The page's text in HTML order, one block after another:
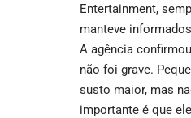
Entertainment,
manteve
A agência
não foi grave.
susto maior, mas
importante é que